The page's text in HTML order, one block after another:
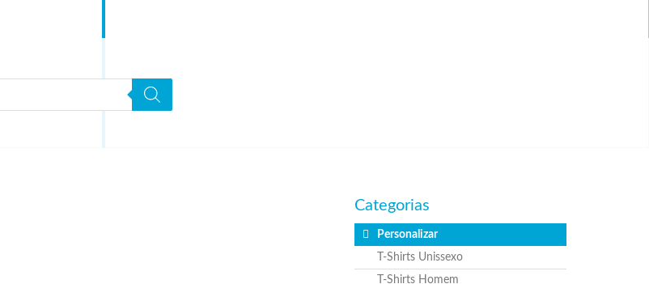
Categorias
Personalizar
T-Shirts Unissexo
T-Shirts Homem